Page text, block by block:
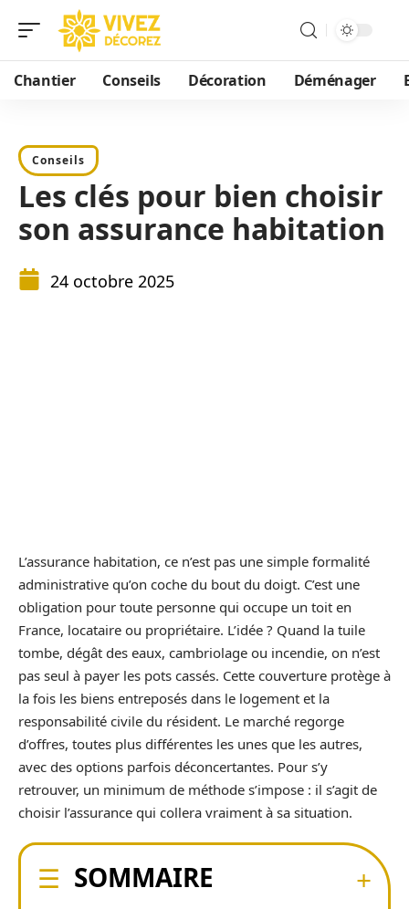
Chantier Conseils Décoration Déménager
Conseils
Les clés pour bien choisir
son assurance habitation
24 octobre 2025
L’assurance habitation, ce n’est pas une simple formalité
administrative qu’on coche du bout du doigt. C’est une
obligation pour toute personne qui occupe un toit en
France, locataire ou propriétaire. L’idée ? Quand la tuile
tombe, dégât des eaux, cambriolage ou incendie, on n’est
pas seul à payer les pots cassés. Cette couverture protège à
la fois les biens entreposés dans le logement et la
responsabilité civile du résident. Le marché regorge
d’offres, toutes plus différentes les unes que les autres,
avec des options parfois déconcertantes. Pour s’y
retrouver, un minimum de méthode s’impose : il s’agit de
choisir l’assurance qui collera vraiment à sa situation.
SOMMAIRE